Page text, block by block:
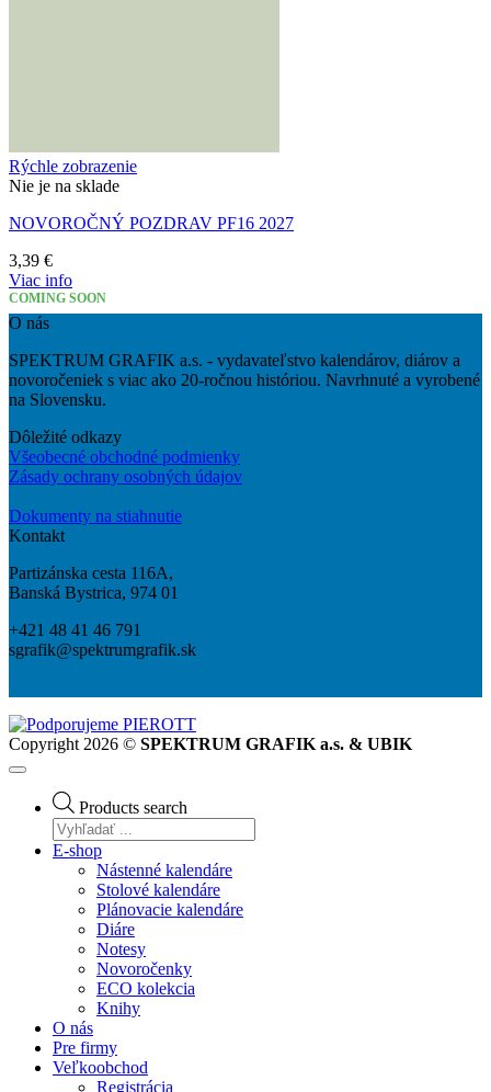
Rýchle zobrazenie
Nie je na sklade
NOVOROČNÝ POZDRAV PF16 2027
3,39 €
Viac info
COMING SOON
O nás
SPEKTRUM GRAFIK a.s. - vydavateľstvo kalendárov, diárov a
novoročeniek s viac ako 20-ročnou históriou. Navrhnuté a vyrobené
na Slovensku.
Dôležité odkazy
Všeobecné obchodné podmienky
Zásady ochrany osobných údajov
Dokumenty na stiahnutie
Kontakt
Partizánska cesta 116A,
Banská Bystrica, 974 01
+421 48 41 46 791
sgrafik@spektrumgrafik.sk
Copyright 2026 © SPEKTRUM GRAFIK a.s. & UBIK
Products search
E-shop
Nástenné kalendáre
Stolové kalendáre
Plánovacie kalendáre
Diáre
Notesy
Novoročenky
ECO kolekcia
Knihy
O nás
Pre firmy
Veľkoobchod
Registrácia